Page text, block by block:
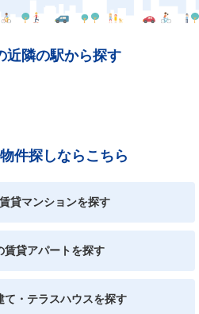
近隣の駅から探す
件探しならこちら
貸マンションを探す
賃貸アパートを探す
て・テラスハウスを探す